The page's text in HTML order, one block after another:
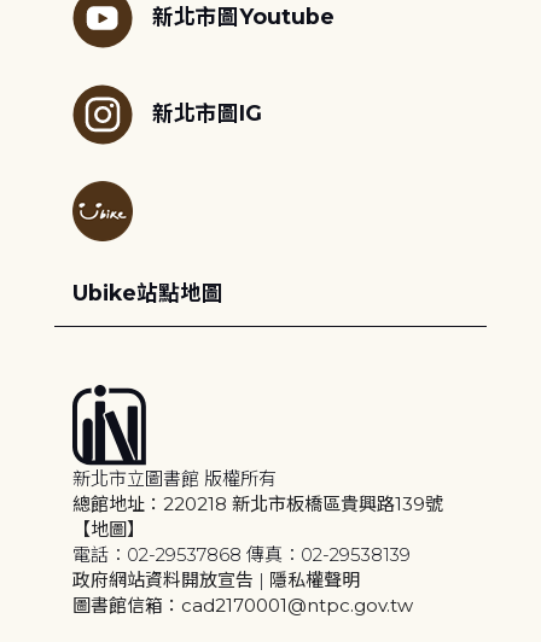
新北市圖Youtube
新北市圖IG
Ubike站點地圖
新北市立圖書館 版權所有
總館地址：220218 新北市板橋區貴興路139號
【地圖】
電話：02-29537868 傳真：02-29538139
政府網站資料開放宣告 | 隱私權聲明
圖書館信箱：cad2170001@ntpc.gov.tw